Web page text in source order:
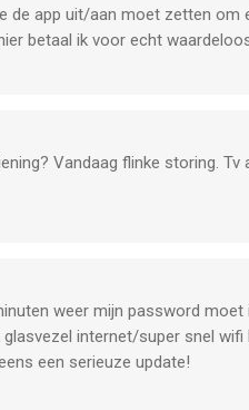
de app uit/aan moet zetten om
betaal ik voor echt
Vandaag flinke storing. Tv
weer mijn password moet
internet/super snel wifi
een serieuze update!